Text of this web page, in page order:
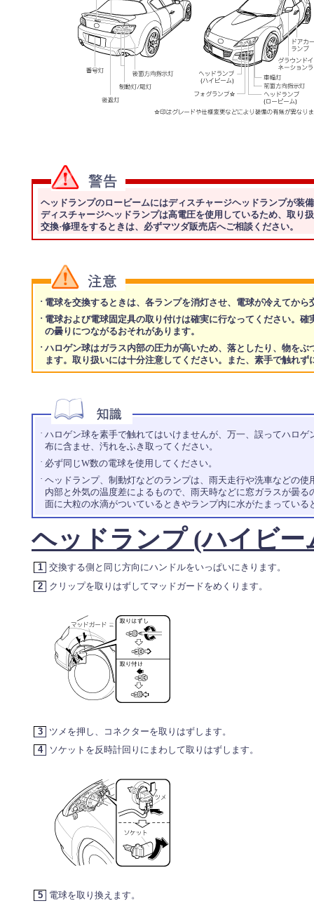
ヘッドランプのロービームにはディスチャージヘッドランプが装
ディスチャージヘッドランプは高電圧を使用しているため、取り
交換·修理をするときは、必ずマツダ販売店へご相談ください。
· 電球を交換するときは、各ランプを消灯させ、電球が冷えてか
· 電球および電球固定具の取り付けは確実に行なってください。
の曇りにつながるおそれがあります。
· ハロゲン球はガラス内部の圧力が高いため、落としたり、物を
ます。取り扱いには十分注意してください。また、素手で触れ
· ハロゲン球を素手で触れてはいけませんが、万一、誤ってハロ
布に含ませ、汚れをふき取ってください。
· 必ず同じW数の電球を使用してください。
· ヘッドランプ、制動灯などのランプは、雨天走行や洗車などの
内部と外気の温度差によるもので、雨天時などに窓ガラスが曇
面に大粒の水滴がついているときやランプ内に水がたまってい
ヘッドランプ (ハイビー
1
交換する側と同じ方向にハンドルをいっぱいにきります。
2
クリップを取りはずしてマッドガードをめくります。
3
ツメを押し、コネクターを取りはずします。
4
ソケットを反時計回りにまわして取りはずします。
5 電球を取り換えます。